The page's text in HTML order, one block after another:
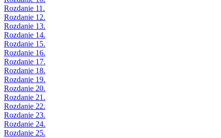
Rozdanie 11.
Rozdanie 12.
Rozdanie 13.
Rozdanie 14.
Rozdanie 15.
Rozdanie 16.
Rozdanie 17.
Rozdanie 18.
Rozdanie 19.
Rozdanie 20.
Rozdanie 21.
Rozdanie 22.
Rozdanie 23.
Rozdanie 24.
Rozdanie 25.